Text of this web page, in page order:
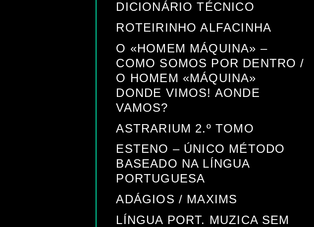
DICIONÁRIO TÉCNICO
ROTEIRINHO ALFACINHA
O «HOMEM MÁQUINA» –
COMO SOMOS POR DENTRO /
O HOMEM «MÁQUINA»
DONDE VIMOS! AONDE
VAMOS?
ASTRARIUM 2.º TOMO
ESTENO – ÚNICO MÉTODO
BASEADO NA LÍNGUA
PORTUGUESA
ADÁGIOS / MAXIMS
LÍNGUA PORT. MUZICA SEM